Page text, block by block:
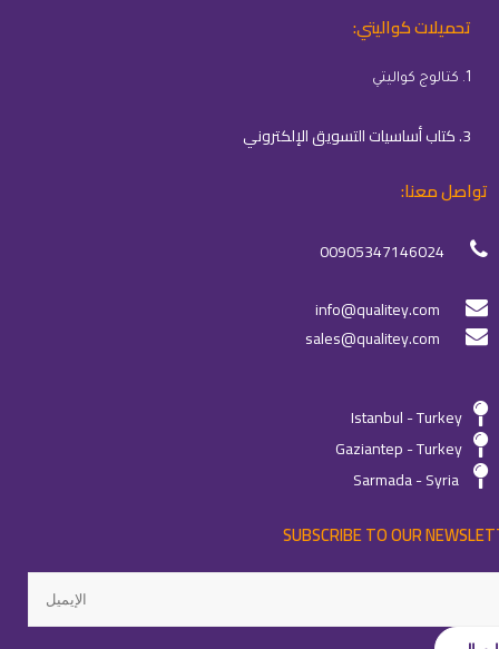
تحميلات كواليتي:
1. كتالوج كواليتي
3. كتاب أساسيات التسويق الإلكتروني
تواصل معنا:
00905347146024
info@qualitey.com
sales@qualitey.com
Istanbul - Turkey
Gaziantep - Turkey
Sarmada - Syria
SUBSCRIBE TO OUR